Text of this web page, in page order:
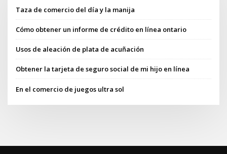
Taza de comercio del día y la manija
Cómo obtener un informe de crédito en línea ontario
Usos de aleación de plata de acuñación
Obtener la tarjeta de seguro social de mi hijo en línea
En el comercio de juegos ultra sol